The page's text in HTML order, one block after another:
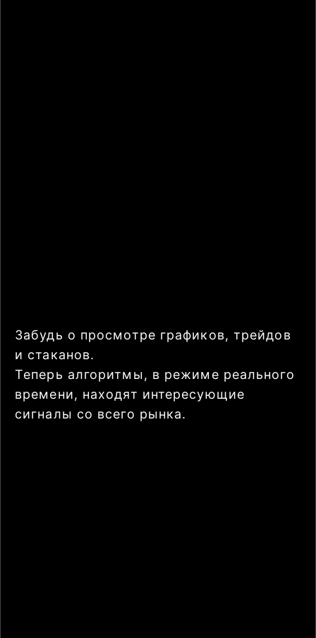
Забудь о просмотре графиков, трейдов
и стаканов.
Теперь алгоритмы, в режиме реального
времени, находят интересующие
сигналы со всего рынка.